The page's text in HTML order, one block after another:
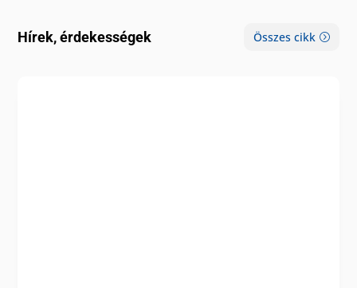
Hírek, érdekességek Összes cikk